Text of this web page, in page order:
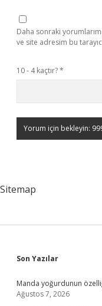
Daha sonraki
ve site adresim bu
10 - 4 kaçtır?*
Sitemap
Sidebar
Son Yazılar
Manda yoğurdunun
Ağustos 7, 2026